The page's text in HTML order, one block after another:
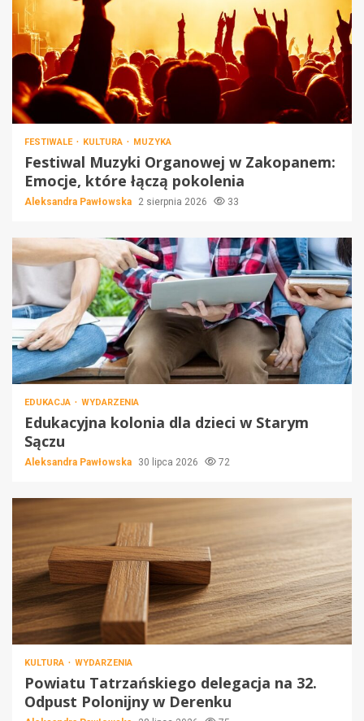
FESTIWALE KULTURA MUZYKA
Festiwal Muzyki Organowej w Zakopanem:
Emocje, które łączą pokolenia
Aleksandra Pawłowska 2 sierpnia 2026 33
EDUKACJA WYDARZENIA
Edukacyjna kolonia dla dzieci w Starym
Sączu
Aleksandra Pawłowska 30 lipca 2026 72
KULTURA WYDARZENIA
Powiatu Tatrzańskiego delegacja na 32.
Odpust Polonijny w Derenku